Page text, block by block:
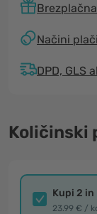
Načini
DPD, GLS
Količinski
Kupi 2
23.99 € /